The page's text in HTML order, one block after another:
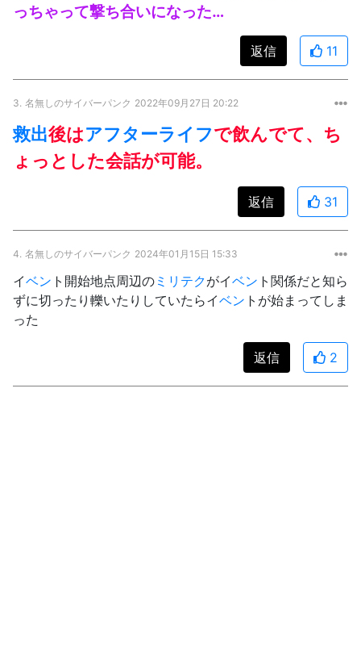
っちゃって撃ち合いになった…
返信 11
3. 名無しのサイバーパンク 2022年09月27日 20:22
救出後はアフターライフで飲んでて、ち
ょっとした会話が可能。
返信 31
4. 名無しのサイバーパンク 2024年01月15日 15:33
イベン ト開始地点周辺の ミリテクがイベン ト関係だと知ら
ずに切ったり轢いたりしていたらイベン トが始まってしま
った
返信 2